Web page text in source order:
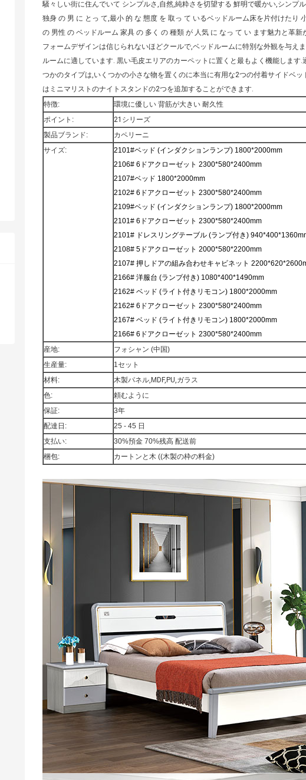
騒々しい街に住んでいて シンプルさ,自然,純粋さを切望する 鮮明で暖かい,シンプ
独身 の 男 に とっ て,最小 的 な 態度 を 取っ て いるベッドルーム床を片付けたり
の 男性 の ベッドルーム 家具 の 多く の 種類 が 人気 に なっ て い ます魅力と革
フォームデザインは信じられないほどクールで,ベッドルームに特別な外観を与え
ルームに適しています. 黒い毛皮エリアのカーペットに置くと最もよく機能しま
つかのタイプは,いくつかの小さな物を置くのに本当に有用な2つの付着サイドベ
はミニマリストのナイトスタンドの2つを追加することができます.
特徴:
環境に優しい 背筋が大きい 耐久性
ポイント:
21シリーズ
製品ブランド:
カペリーニ
サイズ:
2101#ベッド (インダクションランプ) 1800*2000mm
2106# 6ドアクローゼット 2300*580*2400mm
2107#ベッド 1800*2000mm
2102# 6ドアクローゼット 2300*580*2400mm
2109#ベッド (インダクションランプ) 1800*2000mm
2101# 6ドアクローゼット 2300*580*2400mm
2101# ドレスリングテーブル (ランプ付き)
2108# 5ドアクローゼット 2000*580*2200mm
2107# 押しドアの組み合わせキャビネット
2166# 洋服台 (ランプ付き) 1080*400*1490mm
2162# ベッド (ライト付きリモコン) 1800*2000mm
2162# 6ドアクローゼット 2300*580*2400mm
2167# ベッド (ライト付きリモコン) 1800*2000mm
2166# 6ドアクローゼット 2300*580*2400mm
産地:
フォシャン (中国)
生産量:
1セット
材料:
木製パネル,MDF,PU,ガラス
色:
頼むように
保証:
3年
配達日:
25 - 45 日
支払い:
30%預金 70%残高 配送前
梱包:
カートンと木 ((木製の枠の料金)